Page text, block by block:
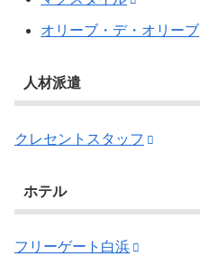
オリーブ・デ・オリーブ
人材派遣
クレセントスタッフ
ホテル
フリーゲート白浜